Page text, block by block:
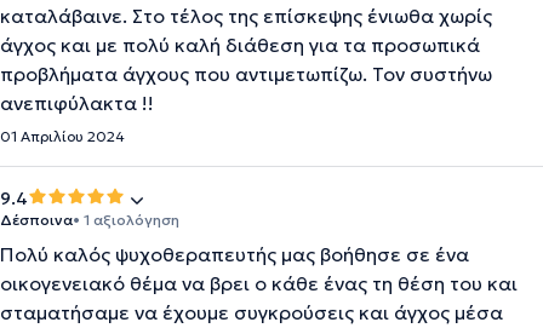
καταλάβαινε. Στο τέλος της επίσκεψης ένιωθα χωρίς
άγχος και με πολύ καλή διάθεση για τα προσωπικά
προβλήματα άγχους που αντιμετωπίζω. Τον συστήνω
ανεπιφύλακτα !!
01 Απριλίου 2024
9.4
Δέσποινα• 1 αξιολόγηση
Πολύ καλός ψυχοθεραπευτής μας βοήθησε σε ένα
οικογενειακό θέμα να βρει ο κάθε ένας τη θέση του και
σταματήσαμε να έχουμε συγκρούσεις και άγχος μέσα